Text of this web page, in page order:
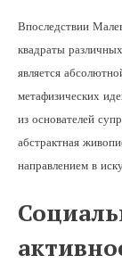
Впоследствии
квадраты
является
метафизических
из основателей
абстрактная
направлением в